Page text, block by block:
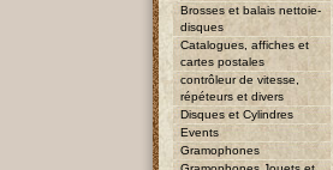
Brosses et balais nettoie-
disques
Catalogues, affiches et
cartes postales
contrôleur de vitesse,
répéteurs et divers
Disques et Cylindres
Events
Gramophones